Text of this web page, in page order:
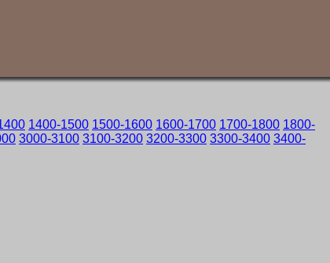
1400-1500 1500-1600 1600-1700 1700-1800 1800-
3000-3100 3100-3200 3200-3300 3300-3400 3400-